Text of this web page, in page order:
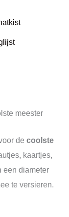
meester
de coolste
kaartjes,
een diameter
te versieren.